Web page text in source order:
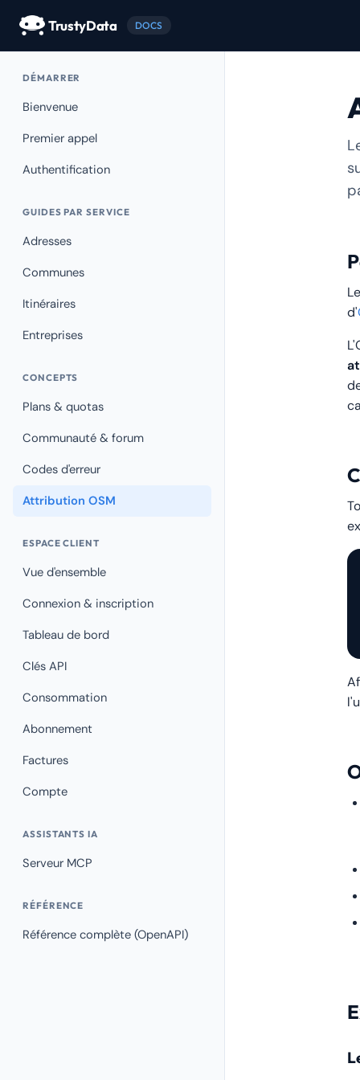
TrustyData DOCS
DÉMARRER
Bienvenue
Premier appel
Authentification
GUIDES PAR SERVICE
Adresses
Communes
Itinéraires
Entreprises
CONCEPTS
Plans & quotas
Communauté & forum
Codes d'erreur
Attribution OSM
ESPACE CLIENT
Vue d'ensemble
Connexion & inscription
Tableau de bord
Clés API
Consommation
Abonnement
Factures
Compte
ASSISTANTS IA
Serveur MCP
RÉFÉRENCE
Référence complète (OpenAPI)
d'